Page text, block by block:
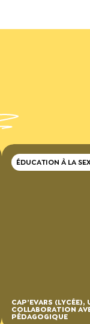
ÉDUCATION À LA
CAP’EVARS
COLLABORATION
PÉDAGOGIQUE